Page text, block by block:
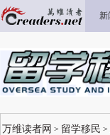
新
万维读者网 > 留学移民 >